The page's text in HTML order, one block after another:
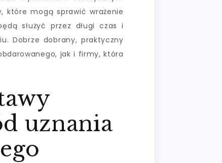
które mogą sprawić wrażenie
służyć przez długi czas i
Dobrze dobrany, praktyczny
jak i firmy, która
uznania